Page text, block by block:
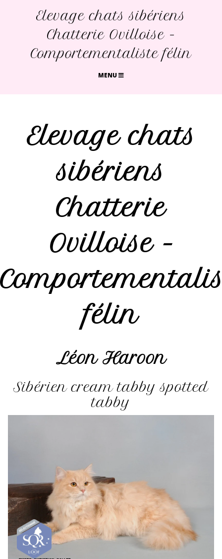
Elevage chats sibériens
Chatterie Ovilloise -
Comportementaliste félin
MENU
Elevage chats
sibériens
Chatterie
Ovilloise -
félin
Léon Haroon
Sibérien cream tabby spotted
tabby